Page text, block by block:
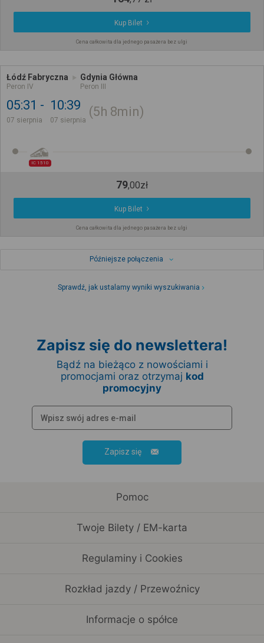
Kup Bilet
Cena całkowita dla jednego pasażera bez ulgi
Łódź Fabryczna
Peron IV
Gdynia Główna
Peron III
05:31
07 sierpnia
10:39
07 sierpnia
5h 8min
IC 1510
79,00zł
Kup Bilet
Cena całkowita dla jednego pasażera bez ulgi
Późniejsze połączenia
Sprawdź, jak ustalamy wyniki wyszukiwania
Zapisz się do newslettera!
Bądź na bieżąco z nowościami i
promocjami oraz otrzymaj kod
promocyjny
Zapisz się
Pomoc
Twoje Bilety / EM-karta
Regulaminy i Cookies
Rozkład jazdy / Przewoźnicy
Informacje o spółce